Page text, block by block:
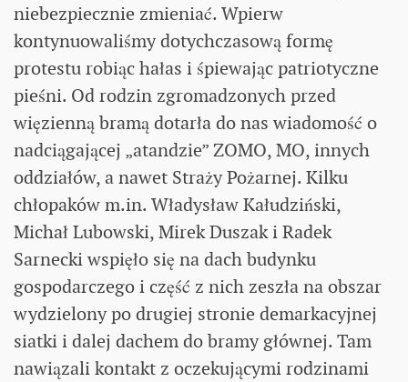
niebezpiecznie zmieniać. Wpierw
kontynuowaliśmy dotychczasową formę
protestu robiąc hałas i śpiewając patriotyczne
pieśni. Od rodzin zgromadzonych przed
więzienną bramą dotarła do nas wiadomość o
nadciągającej „atandzie” ZOMO, MO, innych
oddziałów, a nawet Straży Pożarnej. Kilku
chłopaków m.in. Władysław Kałudziński,
Michał Lubowski, Mirek Duszak i Radek
Sarnecki wspięło się na dach budynku
gospodarczego i część z nich zeszła na obszar
wydzielony po drugiej stronie demarkacyjnej
siatki i dalej dachem do bramy głównej. Tam
nawiązali kontakt z oczekującymi rodzinami